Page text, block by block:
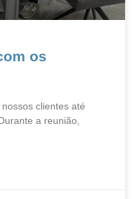
os
clientes até
a reunião,